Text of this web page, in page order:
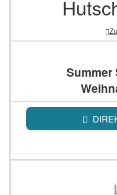
Summer